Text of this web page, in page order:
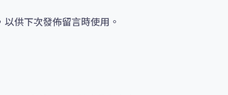
供下次發佈留言時使用。